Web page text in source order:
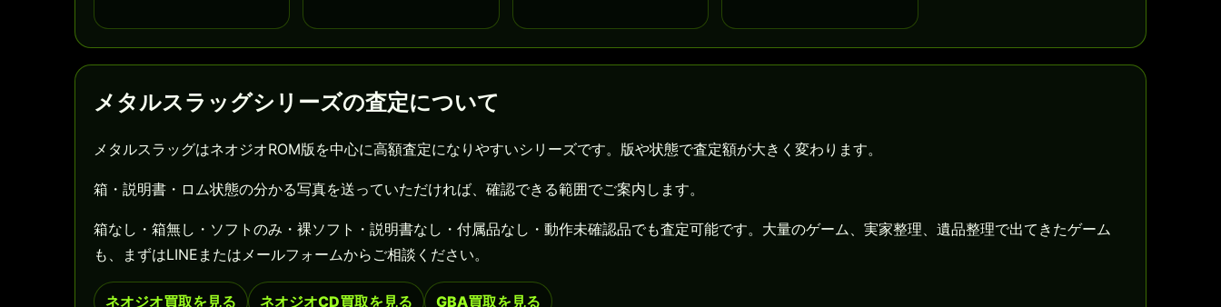
メタルスラッグシリーズの査定について
メタルスラッグはネオジオROM版を中心に高額査定になりやすいシリーズです。版や状態で査定額が大きく変わります。
箱・説明書・ロム状態の分かる写真を送っていただければ、確認できる範囲でご案内します。
箱なし・箱無し・ソフトのみ・裸ソフト・説明書なし・付属品なし・動作未確認品でも査定可能です。大量のゲーム、実家整理、遺品整理で出てきたゲーム
も、まずはLINEまたはメールフォームからご相談ください。
ネオジオ買取を見る ネオジオCD買取を見る GBA買取を見る